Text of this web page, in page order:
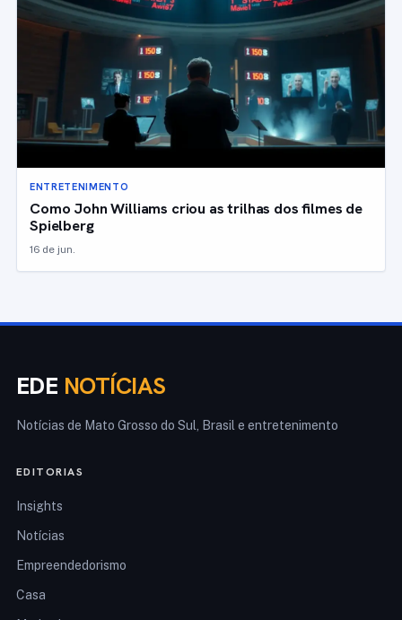
ENTRETENIMENTO
Como John Williams criou as trilhas dos filmes de
Spielberg
16 de jun.
EDE NOTÍCIAS
Notícias de Mato Grosso do Sul, Brasil e entretenimento
EDITORIAS
Insights
Notícias
Empreendedorismo
Casa